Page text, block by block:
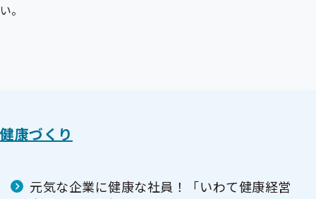
い。
健康づくり
元気な企業に健康な社員！「いわて健康経営